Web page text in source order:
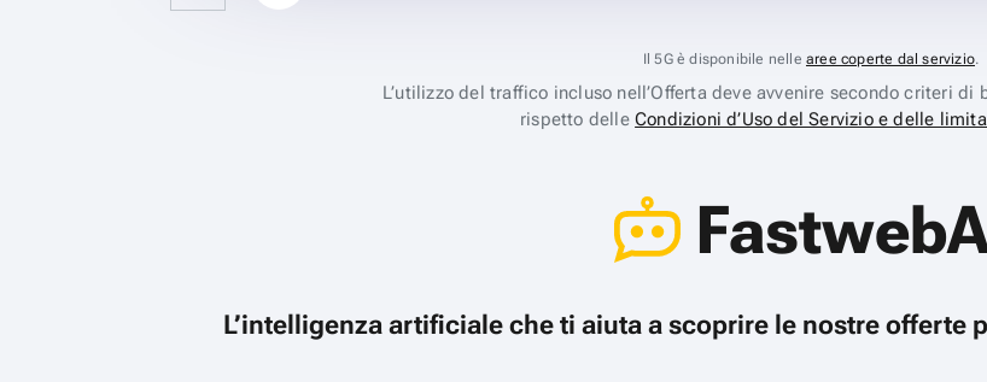
Il 5G è disponibile nelle aree coperte dal servizio.
L’utilizzo del traffico incluso nell’Offerta deve avvenire secondo criteri di
rispetto delleCondizioni d’Uso del Servizio e delle
L’intelligenza artificiale che ti aiuta a scoprire le nostre offerte